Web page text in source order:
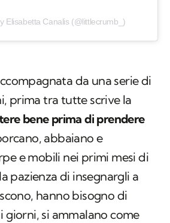
Elisabetta Canalis (@littlecrumb_)
da una serie di
prima tra tutte scrive la
bene prima di prendere
abbaiano e
e mobili nei primi mesi di
pazienza di insegnargli a
hanno bisogno di
si ammalano come